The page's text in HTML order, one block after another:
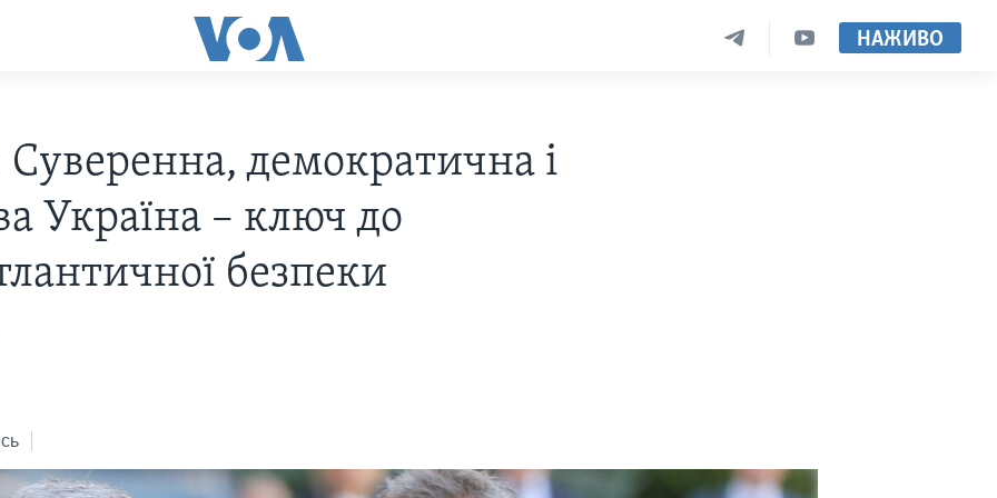
НАЖИВО
демократична і
Україна – ключ до
безпеки